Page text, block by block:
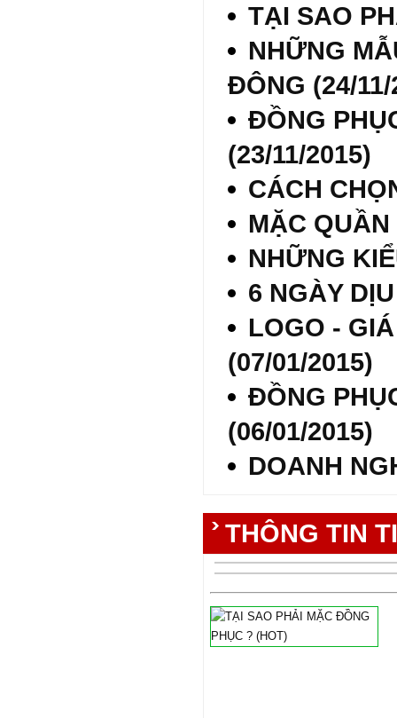
TẠI SAO
NHỮNG
ĐÔNG (24/11/
ĐỒNG
(23/11/2015)
CÁCH
MẶC
NHỮNG
6 NGÀY
LOGO -
(07/01/2015)
ĐỒNG
(06/01/2015)
DOANH
THÔNG TIN